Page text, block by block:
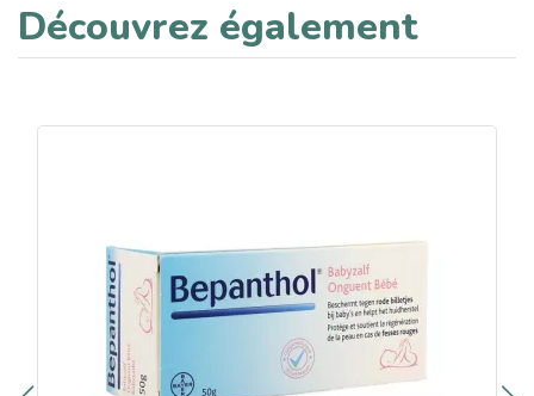
Découvrez également